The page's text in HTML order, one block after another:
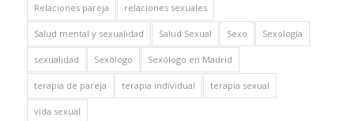
Relaciones pareja relaciones sexuales
Salud mental y sexualidad Salud Sexual Sexo Sexología
sexualidad Sexólogo Sexólogo en Madrid
terapia de pareja terapia individual terapia sexual
vida sexual